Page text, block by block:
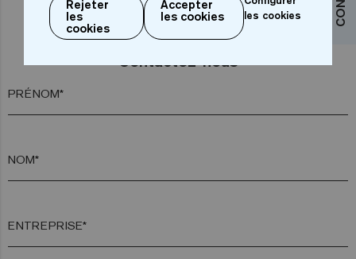
Vous souhaitez plus d’informations?
Contactez-nous
PRÉNOM*
NOM*
ENTREPRISE*
Rejeter
les
cookies
Accepter
les cookies
les cookies